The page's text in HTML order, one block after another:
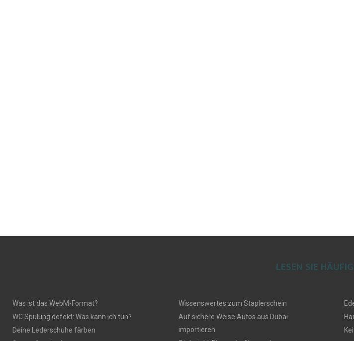
LESEN SIE
Was ist das WebM-Format?
WC Spülung defekt: Was kann ich tun?
Deine Lederschuhe färben
Wissenswertes zum Staplerschein
Auf sichere Weise Autos aus Dubai
importieren